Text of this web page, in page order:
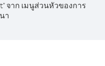
จาก เมนูส่วนหัวของการ
า